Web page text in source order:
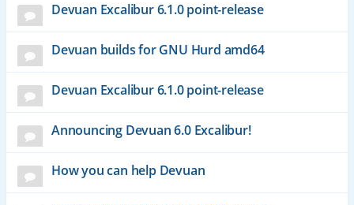
Devuan Excalibur 6.1.0 point-release
Devuan builds for GNU Hurd amd64
Devuan Excalibur 6.1.0 point-release
Announcing Devuan 6.0 Excalibur!
How you can help Devuan